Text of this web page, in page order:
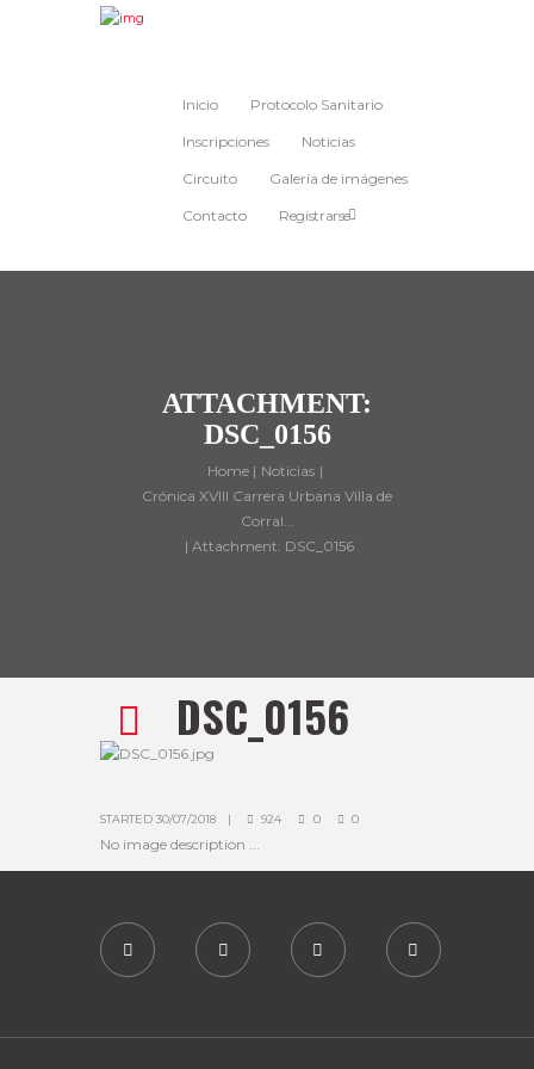
Inicio Protocolo Sanitario
Inscripciones Noticias
Circuito Galería de imágenes
Contacto Registrarse
ATTACHMENT:
DSC_0156
Home
Noticias
Crónica XVIII Carrera Urbana Villa de
Corral...
Attachment: DSC_0156
DSC_0156
STARTED 30/07/2018 924 0 0
No image description ...